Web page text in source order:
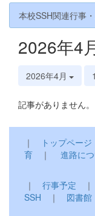
本校SSH関連行事
2026年4
2026年4月
記事がありません。
｜ トップページ
育 ｜ 進路に
｜ 行事予定 ｜
SSH ｜ 図書館